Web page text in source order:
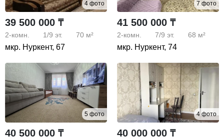
4 фото
39 500 000 ₸
2-комн. 1/9 эт. 70 м²
мкр. Нуркент, 67
7 фото
41 500 000 ₸
2-комн. 7/9 эт. 68 м²
мкр. Нуркент, 74
5 фото
40 500 000 ₸
4 фото
40 000 000 ₸